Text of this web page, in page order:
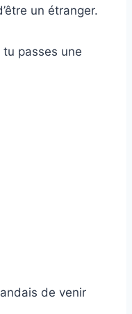
un étranger.
tu passes une
de venir